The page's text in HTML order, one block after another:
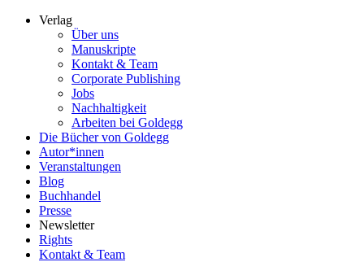
Verlag
Über uns
Manuskripte
Kontakt & Team
Corporate Publishing
Jobs
Nachhaltigkeit
Arbeiten bei Goldegg
Die Bücher von Goldegg
Autor*innen
Veranstaltungen
Blog
Buchhandel
Presse
Newsletter
Rights
Kontakt & Team